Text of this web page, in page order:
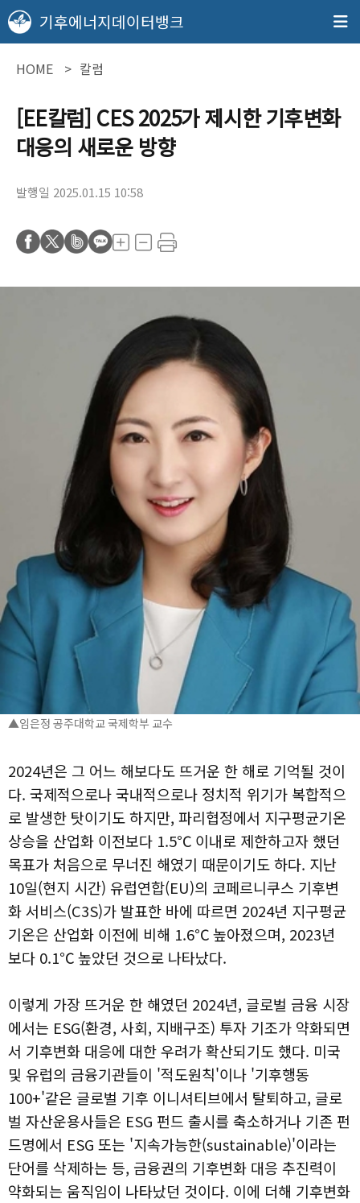
기후에너지데이터뱅크
HOME 칼럼
[EE칼럼] CES 2025가 제시한 기후변화
대응의 새로운 방향
발행일 2025.01.15 10:58
▲임은정 공주대학교 국제학부 교수
2024년은 그 어느 해보다도 뜨거운 한 해로 기억될 것이
다. 국제적으로나 국내적으로나 정치적 위기가 복합적으
로 발생한 탓이기도 하지만, 파리협정에서 지구평균기온
상승을 산업화 이전보다 1.5℃ 이내로 제한하고자 했던
목표가 처음으로 무너진 해였기 때문이기도 하다. 지난
10일(현지 시간) 유럽연합(EU)의 코페르니쿠스 기후변
화 서비스(C3S)가 발표한 바에 따르면 2024년 지구평균
기온은 산업화 이전에 비해 1.6℃ 높아졌으며, 2023년
보다 0.1℃ 높았던 것으로 나타났다.
이렇게 가장 뜨거운 한 해였던 2024년, 글로벌 금융 시장
에서는 ESG(환경, 사회, 지배구조) 투자 기조가 약화되면
서 기후변화 대응에 대한 우려가 확산되기도 했다. 미국
및 유럽의 금융기관들이 '적도원칙'이나 '기후행동
100+'같은 글로벌 기후 이니셔티브에서 탈퇴하고, 글로
벌 자산운용사들은 ESG 펀드 출시를 축소하거나 기존 펀
드명에서 ESG 또는 '지속가능한(sustainable)'이라는
단어를 삭제하는 등, 금융권의 기후변화 대응 추진력이
약화되는 움직임이 나타났던 것이다. 이에 더해 기후변화